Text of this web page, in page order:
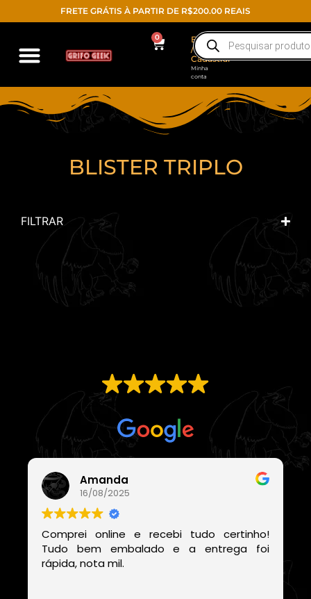
FRETE GRÁTIS À PARTIR DE R$200.00 REAIS
0
Entrar
/
Cadastrar
Minha
conta
BLISTER TRIPLO
FILTRAR
Com base em
Amanda
16/08/2025
Comprei online e recebi tudo certinho!
Tudo bem embalado e a entrega foi
rápida, nota mil.